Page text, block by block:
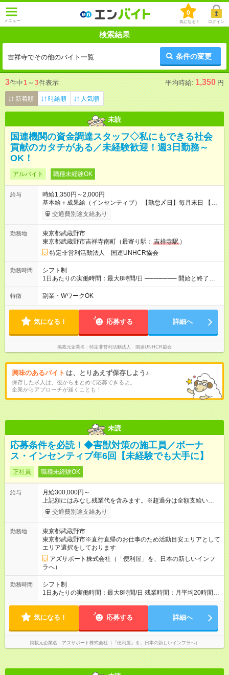
メニュー
0
気になる！ ログイン
検索結果
吉祥寺でその他のバイト一覧 条件の変更
3件中1 ～ 3件表示 平均時給: 1,350 円
新着順 時給順 人気順
未読
国連機関の資金調達スタッフ◇私にもできる社会
貢献のカタチがある／未経験歓迎！週3日勤務～
OK！
アルバイト 職種未経験OK
給与
時給1,350円～2,000円
基本給＋成果給（インセンティブ） 【勤怠〆日】毎月末日 【給
与支払】翌月15日 下記はモデルの月収例です。詳細は面接でご
案内します。 ────── モデル月収 ────── 【週3日／月12日
万(時給1400円～) 【週4日／月16日勤務の場合】 1年目:月収
20.5万(時給1350円～) 2年目:月収25.6万(時給1400円～) 【週5日
／月22日勤務の場合】 1年目:月収28.1万(時給1350円～) 2年目:
月収35.0万(時給1400円～) ※上記は1日8時間換算、成果給を加
算した目安金額です ◇時間外手当 ◇通勤手当 ◇健康管理補助 ◇
インフルエンザ予防接種補助 ◇成果給（個人業績／月毎）​ ◇チ
次昇給制度 ◇昇格制度 【試用期間】試用期間あり 試用期間の長
さ：1ヶ月 雇用形態、給与は本採用時と同じです。 初回は1か月
契約でトライアル期間（給与・待遇に差異なし）
交通費別途支給あり
勤務地
東京都武蔵野市
東京都武蔵野市吉祥寺南町（最寄り駅： 吉祥寺駅 ）
特定非営利活動法人 国連UNHCR協会
勤務時間
シフト制
1日あたりの実働時間：最大8時間/日 ─────── 開始と終了時
間 ─────── 8:00～21:00の中でシフト制 ※実働8時間（休憩
60分） ※活動場所により開始・終了時間は変動 ─────── 選
や月水金日、火水金土日など フルタイムで取り組みたい方も、
Ｗワーク希望の方も歓迎◎
特徴 副業・WワークOK
気になる！ 応募する 詳細へ
掲載元企業名 特定非営利活動法人 国連UNHCR協会
興味のあるバイト は、とりあえず保存しよう♪
保存した求人は、後からまとめて応募できるよ。
企業からアプローチが届くことも！
未読
応募条件を必読！◆害獣対策の施工員／ボーナ
ス・インセンティブ年6回【未経験でも大手に】
正社員 職種未経験OK
給与
月給300,000円～
上記額にはみなし残業代を含みます。※超過分は全額支給いたし
ます。 みなし残業代 73,808円／月 みなし残業時間 45時間／月
年収＝月給＋ボーナス＋インセンティブ ボーナス ：2回 ※過
（年4回） ※施工スタッフにもインセンティブがもらえます
※合計で約30～60万/年程度で動きます（一番高い方ですと100
万超え） --------------------------------- 昇給：あり ※年1回評価に基
づく 手当：あり 全額100%支給 ・交通費（通勤費） ・業務に
おける活動費 ・超過勤務手当 【注意】 貸与する社用車は、社員
各自が保管していただきます 駐車場代が仮にかかる場合、各社
員での負担となります ※1都3県社員については会社負担があり
ます（ご相談ください） 【試用期間】試用期間あり 試用期間の
ます。 雇用形態：中途採用（契約社員） 給与：本採用時と同じ
です。 試用期間中は嘱託社員契約となります。嘱託社員契約中
の給与・待遇・福利厚生は正社員のものと同じです。99％の方
が試用期間後に正社員に移行しております。
交通費別途支給あり
勤務地
東京都武蔵野市
東京都武蔵野市※直行直帰のお仕事のため活動目安エリアとして
エリア選択をしております
アズサポート株式会社（「便利屋」を、日本の新しいインフ
ラへ）
勤務時間
シフト制
1日あたりの実働時間：最大8時間/日 残業時間：月平均20時間程
度 ※閑散月10時間ほど、繁忙期40時間ほど 【注意】 直行直帰の
によっては出勤・退勤時間が変動する場合がございます 例）
時台
気になる！ 応募する 詳細へ
掲載元企業名 アズサポート株式会社（「便利屋」を、日本の新しいインフラへ）